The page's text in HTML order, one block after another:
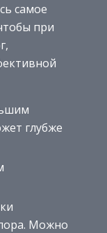
самое
при
глубже
Можно